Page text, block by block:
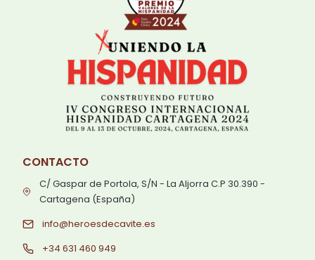
CONTACTO
C/ Gaspar de Portola, S/N - La Aljorra C.P 30.390 -
Cartagena (España)
info@heroesdecavite.es
+34 631 460 949